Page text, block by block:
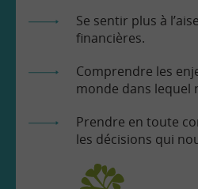
Se sentir plus à
financières.
Comprendre les
monde dans lequel
Prendre en toute
les décisions qui